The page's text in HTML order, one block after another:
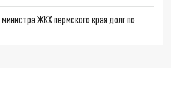
ЖКХ пермского края долг по